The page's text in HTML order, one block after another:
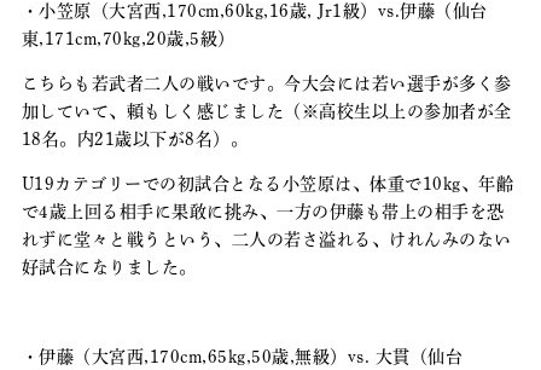
・小笠原（大宮西,170cm,60kg,16歳, Jr1級）vs.伊藤（仙台
東,171cm,70kg,20歳,5級）
こちらも若武者二人の戦いです。今大会には若い選手が多く参
加していて、頼もしく感じました（※高校生以上の参加者が全
18名。内21歳以下が8名）。
U19カテゴリーでの初試合となる小笠原は、体重で10kg、年齢
で4歳上回る相手に果敢に挑み、一方の伊藤も帯上の相手を恐
れずに堂々と戦うという、二人の若さ溢れる、けれんみのない
好試合になりました。
・伊藤（大宮西,170cm,65kg,50歳,無級）vs. 大貫（仙台